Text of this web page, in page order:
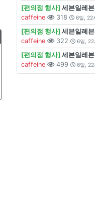
[편의점 행사] 세븐일레
caffeine
318 6일, 22
[편의점 행사] 세븐일레
caffeine
322 6일, 22
[편의점 행사] 세븐일레
caffeine
499 6일, 22